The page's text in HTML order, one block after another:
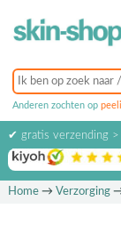
Anderen zochten op
✔ gratis verzending
Home→ Verzorging